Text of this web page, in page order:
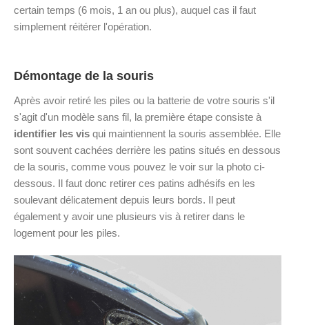
certain temps (6 mois, 1 an ou plus), auquel cas il faut
simplement réitérer l'opération.
Démontage de la souris
Après avoir retiré les piles ou la batterie de votre souris s'il
s'agit d'un modèle sans fil, la première étape consiste à
identifier les vis qui maintiennent la souris assemblée. Elle
sont souvent cachées derrière les patins situés en dessous
de la souris, comme vous pouvez le voir sur la photo ci-
dessous. Il faut donc retirer ces patins adhésifs en les
soulevant délicatement depuis leurs bords. Il peut
également y avoir une plusieurs vis à retirer dans le
logement pour les piles.